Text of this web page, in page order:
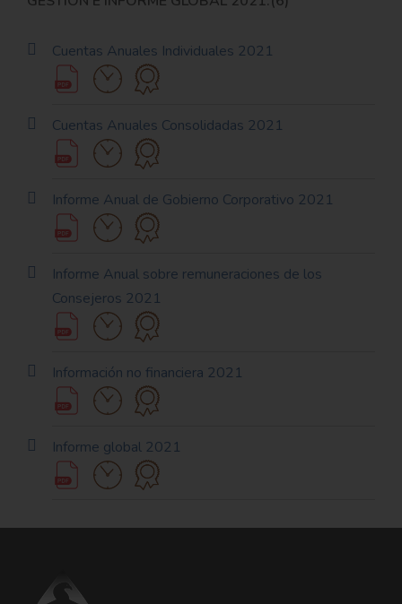
Cuentas Anuales Individuales 2021
Cuentas Anuales Consolidadas 2021
Informe Anual de Gobierno Corporativo 2021
Informe Anual sobre remuneraciones de los
Consejeros 2021
Información no financiera 2021
Informe global 2021